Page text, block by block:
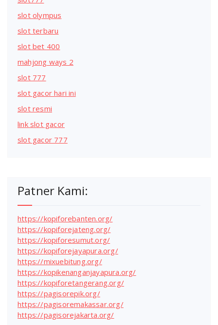
slot olympus
slot terbaru
slot bet 400
mahjong ways 2
slot 777
slot gacor hari ini
slot resmi
link slot gacor
slot gacor 777
Patner Kami:
https://kopiforebanten.org/
https://kopiforejateng.org/
https://kopiforesumut.org/
https://kopiforejayapura.org/
https://mixuebitung.org/
https://kopikenanganjayapura.org/
https://kopiforetangerang.org/
https://pagisorepik.org/
https://pagisoremakassar.org/
https://pagisorejakarta.org/